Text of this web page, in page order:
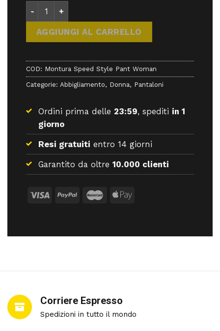
AGGIUNGI AL CARRELLO
COD: Montura Speed Style Pant Woman
Categorie: Abbigliamento, Donna, Pantaloni
Ordini prima delle 23:59, spediti in 1
giorno
Resi gratuiti entro 14 giorni
Garantito da oltre 10.000 clienti
Corriere Espresso
Spedizioni in tutto il mondo